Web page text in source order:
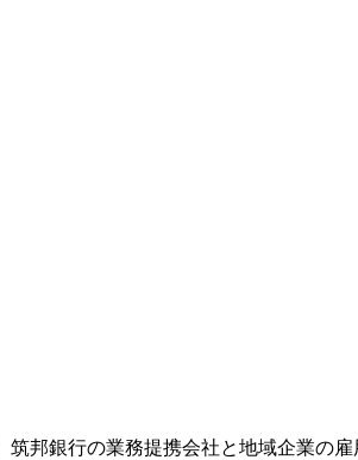
邦銀行の業務提携会社と地域企業の